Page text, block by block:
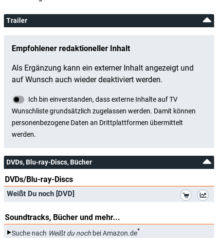
Trailer
DVDs, Blu-ray-Discs, Bücher
DVDs/Blu-ray-Discs
Weißt Du noch [DVD]
Soundtracks, Bücher und mehr...
Suche nach Weißt du noch bei Amazon.de*